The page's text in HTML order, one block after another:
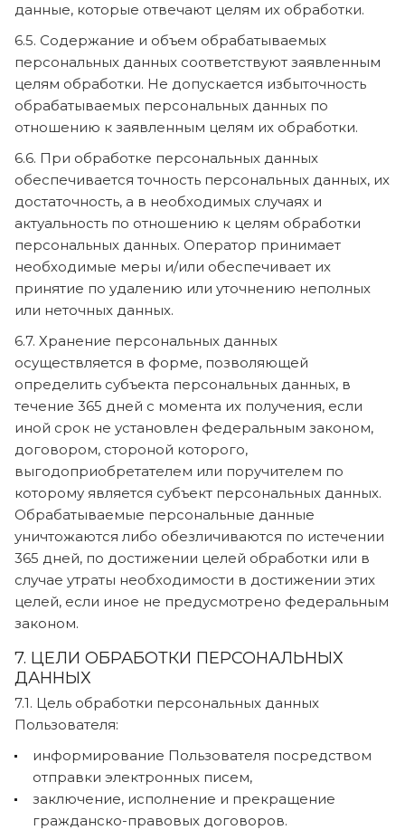
данные, которые отвечают целям их обработки.
6.5. Содержание и объем обрабатываемых
персональных данных соответствуют заявленным
целям обработки. Не допускается избыточность
обрабатываемых персональных данных по
отношению к заявленным целям их обработки.
6.6. При обработке персональных данных
обеспечивается точность персональных данных, их
достаточность, а в необходимых случаях и
актуальность по отношению к целям обработки
персональных данных. Оператор принимает
необходимые меры и/или обеспечивает их
принятие по удалению или уточнению неполных
или неточных данных.
6.7. Хранение персональных данных
осуществляется в форме, позволяющей
определить субъекта персональных данных, в
течение 365 дней с момента их получения, если
иной срок не установлен федеральным законом,
договором, стороной которого,
выгодоприобретателем или поручителем по
которому является субъект персональных данных.
Обрабатываемые персональные данные
уничтожаются либо обезличиваются по истечении
365 дней, по достижении целей обработки или в
случае утраты необходимости в достижении этих
целей, если иное не предусмотрено федеральным
законом.
7. ЦЕЛИ ОБРАБОТКИ ПЕРСОНАЛЬНЫХ
ДАННЫХ
7.1. Цель обработки персональных данных
Пользователя:
информирование Пользователя посредством
отправки электронных писем,
заключение, исполнение и прекращение
гражданско-правовых договоров.